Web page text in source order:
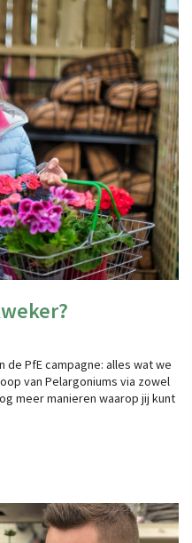
PfE campagne: alles wat we
van Pelargoniums via zowel
meer manieren waarop jij kunt